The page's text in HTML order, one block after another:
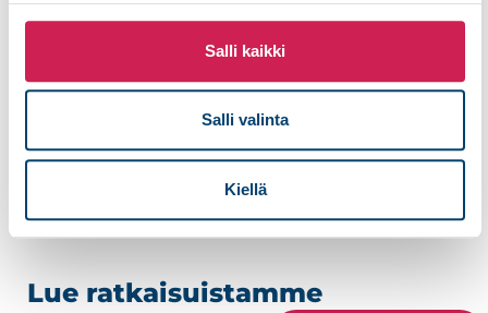
Salli kaikki
Salli valinta
Kiellä
Lue ratkaisuistamme